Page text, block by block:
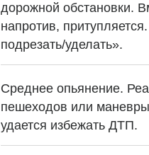
дорожной обстановки.
напротив,
подрезать/уделать».
Среднее опьянение.
пешеходов или
удается избежать ДТП.